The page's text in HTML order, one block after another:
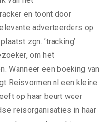
en toont door
adverteerders op
zgn. ’tracking’
om het
Wanneer een boeking van
Reisvormen.nl een kleine
op haar beurt weer
reisorganisaties in haar